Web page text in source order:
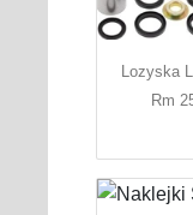
Lozyska
Rm